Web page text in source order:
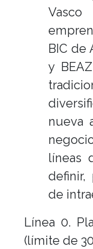
BIC de
y
nueva
líneas
definir,
de
Línea 0.
(límite de